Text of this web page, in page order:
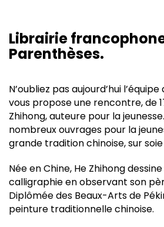
Librairie
Parenthèses.
N’oubliez pas aujourd’hui
vous propose une rencontre, de
Zhihong, auteure pour la
nombreux ouvrages pour la
grande tradition chinoise, sur
Née en Chine, He Zhihong
calligraphie en observant son
Diplômée des Beaux-Arts de
peinture traditionnelle chinoise.